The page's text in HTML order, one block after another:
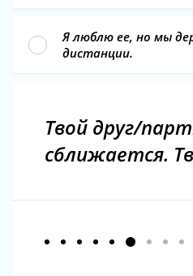
Я люблю ее, но мы
дистанции.
Твой друг/
сближается.